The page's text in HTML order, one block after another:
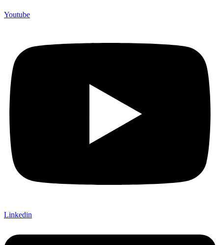
Youtube
Linkedin